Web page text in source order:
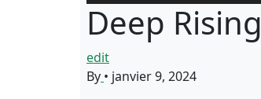
Deep Rising
edit
By • janvier 9, 2024